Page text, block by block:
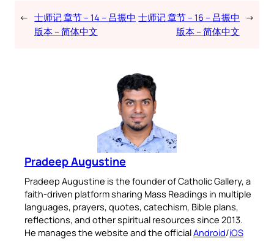
← 士师记 章节 – 14 – 吕振中
版本 – 简体中文
士师记 章节 – 16 – 吕振中
版本 – 简体中文
→
Pradeep Augustine
Pradeep Augustine is the founder of Catholic Gallery, a
faith-driven platform sharing Mass Readings in multiple
languages, prayers, quotes, catechism, Bible plans,
reflections, and other spiritual resources since 2013.
He manages the website and the officialAndroid/iOS